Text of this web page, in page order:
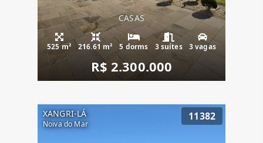
CASAS
525 m² 216.61 m² 5 dorms 3 suítes 3 vagas
R$ 2.300.000
XANGRI-LÁ
Noiva do Mar
11382